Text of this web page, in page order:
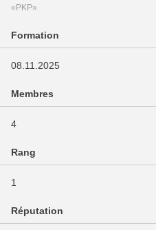
«PKP»
Formation
08.11.2025
Membres
4
Rang
1
Réputation